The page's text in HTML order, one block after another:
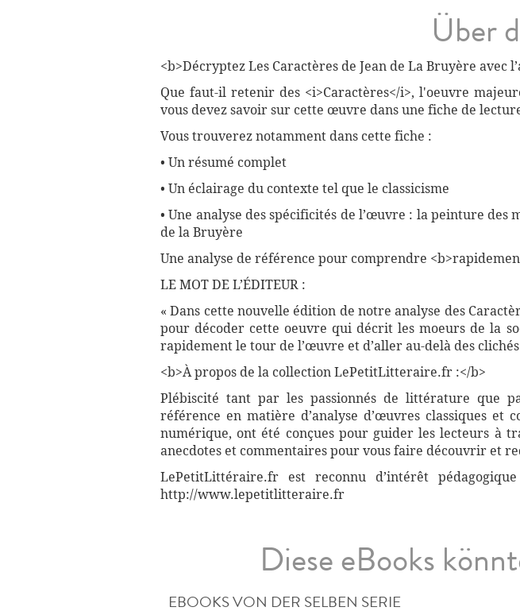
Über
<b>Décryptez Les Caractères de Jean de La Bruyère
Que faut-il retenir des <i>Caractères</i>, l'oeuvre
vous devez savoir sur cette œuvre dans une fiche de
Vous trouverez notamment dans cette fiche :
• Un résumé complet
• Un éclairage du contexte tel que le classicisme
• Une analyse des spécificités de l’œuvre : la peinture
de la Bruyère
Une analyse de référence pour comprendre
LE MOT DE L’ÉDITEUR :
« Dans cette nouvelle édition de notre analyse des
pour décoder cette oeuvre qui décrit les moeurs de la
rapidement le tour de l’œuvre et d’aller au-delà des
<b>À propos de la collection LePetitLitteraire.fr :</b>
Plébiscité tant par les passionnés de littérature que
référence en matière d’analyse d’œuvres classiques et
numérique, ont été conçues pour guider les lecteurs à
anecdotes et commentaires pour vous faire découvrir et
LePetitLittéraire.fr est reconnu d’intérêt
http://www.lepetitlitteraire.fr
Diese eBooks
EBOOKS VON DER SELBEN SERIE